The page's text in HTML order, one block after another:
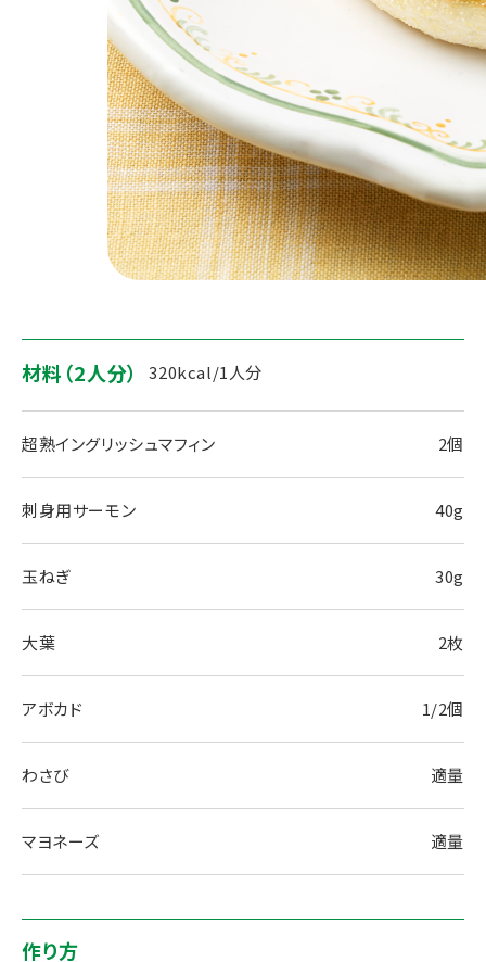
材料（2人分） 320kcal/1人分
超熟イングリッシュマフィン 2個
刺身用サーモン 40g
玉ねぎ 30g
大葉 2枚
アボカド 1/2個
わさび 適量
マヨネーズ 適量
作り方